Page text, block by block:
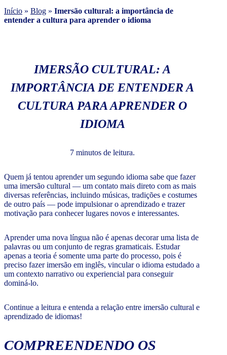
Início » Blog » Imersão cultural: a importância de
entender a cultura para aprender o idioma
IMERSÃO CULTURAL: A
IMPORTÂNCIA DE ENTENDER A
CULTURA PARA APRENDER O
IDIOMA
7 minutos de leitura.
Quem já tentou aprender um segundo idioma sabe que fazer
uma imersão cultural — um contato mais direto com as mais
diversas referências, incluindo músicas, tradições e costumes
de outro país — pode impulsionar o aprendizado e trazer
motivação para conhecer lugares novos e interessantes.
Aprender uma nova língua não é apenas decorar uma lista de
palavras ou um conjunto de regras gramaticais. Estudar
apenas a teoria é somente uma parte do processo, pois é
preciso fazer imersão em inglês, vincular o idioma estudado a
um contexto narrativo ou experiencial para conseguir
dominá-lo.
Continue a leitura e entenda a relação entre imersão cultural e
aprendizado de idiomas!
COMPREENDENDO OS